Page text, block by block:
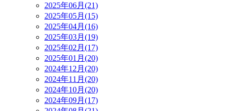
2025年06月(21)
2025年05月(15)
2025年04月(16)
2025年03月(19)
2025年02月(17)
2025年01月(20)
2024年12月(20)
2024年11月(20)
2024年10月(20)
2024年09月(17)